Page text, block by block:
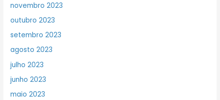
novembro 2023
outubro 2023
setembro 2023
agosto 2023
julho 2023
junho 2023
maio 2023